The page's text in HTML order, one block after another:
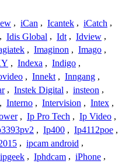
, iCan , Icantek , iCatch ,
, Idis Global , Idt , Idview ,
, Imaginon , Imago ,
, Indexa , Indigo ,
, Innekt , Inngang ,
, Instek Digital , insteon ,
, Interno , Intervision , Intex ,
, Ip Pro Tech , Ip Video ,
, Ip400 , Ip4112poe ,
, ipcam android ,
ipgeek , Iphdcam , iPhone ,